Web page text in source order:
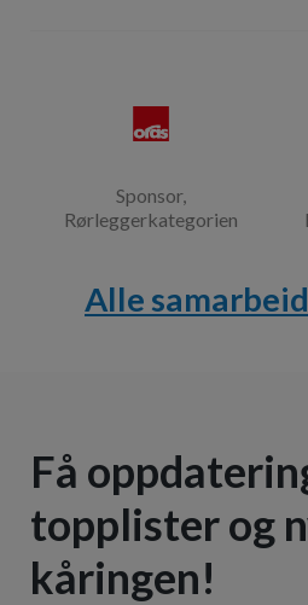
Sponsor,
Rørleggerkategorien
Alle
Få
topplister og
kåringen!